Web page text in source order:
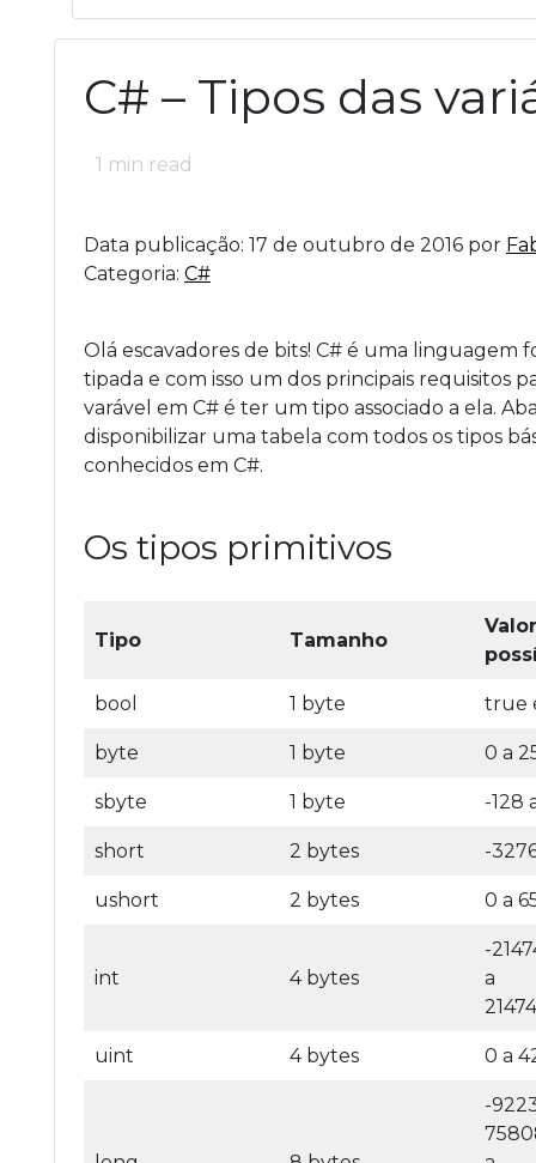
C# – Tipos das
1 min read
Data publicação: 17 de outubro de 2016 por
Categoria: C#
Olá escavadores de bits! C# é uma linguagem
tipada e com isso um dos principais requisitos
varável em C# é ter um tipo associado a ela.
disponibilizar uma tabela com todos os tipos
conhecidos em C#.
Os tipos primitivos
Tipo Tamanho
bool 1 byte true
byte 1 byte 0 a
sbyte 1 byte -128
short 2 bytes -
ushort 2 bytes 0 a
int 4 bytes
-
a
uint 4 bytes 0 a
-